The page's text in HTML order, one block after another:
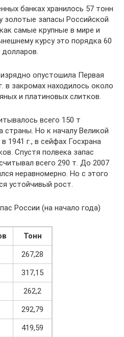
банках хранилось 57 тонн
золотые запасы Российской
самые крупные в мире и
курсу это порядка 60
опустошила Первая
в закромах находилось около
и платиновых слитков.
всего 150 т
страны. Но к началу Великой
1941 г., в сейфах Госхрана
Спустя полвека запас
всего 290 т. До 2007
неравномерно. Но с этого
устойчивый рост.
России (на начало года)
Тонн
267,28
317,15
262,2
292,79
419,59